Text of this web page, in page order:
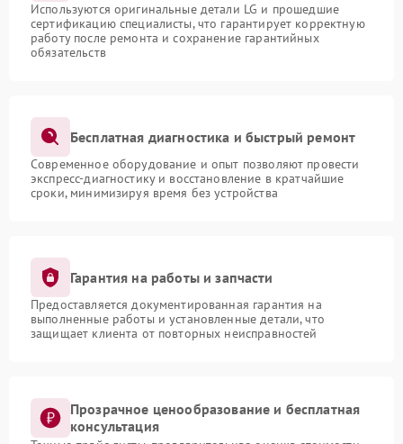
Используются оригинальные детали LG и прошедшие
сертификацию специалисты, что гарантирует корректную
работу после ремонта и сохранение гарантийных
обязательств
Бесплатная диагностика и быстрый ремонт
Современное оборудование и опыт позволяют провести
экспресс-диагностику и восстановление в кратчайшие
сроки, минимизируя время без устройства
Гарантия на работы и запчасти
Предоставляется документированная гарантия на
выполненные работы и установленные детали, что
защищает клиента от повторных неисправностей
Прозрачное ценообразование и бесплатная
консультация